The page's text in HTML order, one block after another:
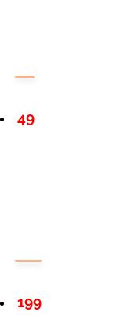
49
199